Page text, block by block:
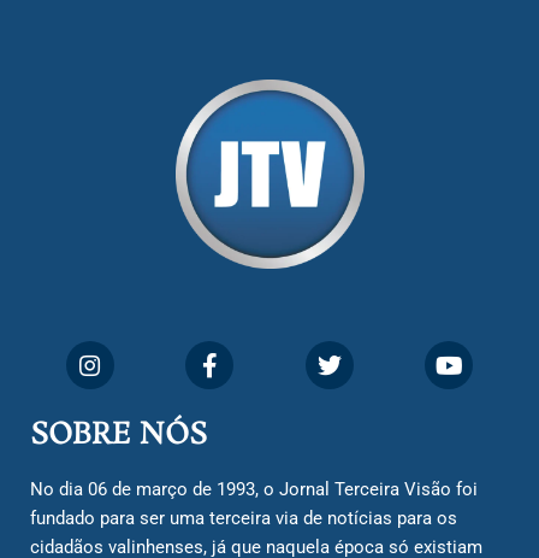
SOBRE NÓS
No dia 06 de março de 1993, o Jornal Terceira Visão foi
fundado para ser uma terceira via de notícias para os
cidadãos valinhenses, já que naquela época só existiam